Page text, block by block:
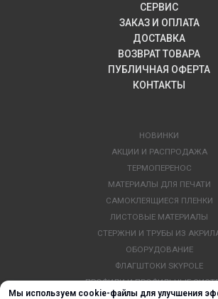
Мы используем cookie-файлы для улучшения
СЕРВИС
ЗАКАЗ И ОПЛАТА
ДОСТАВКА
ВОЗВРАТ ТОВАРА
ПУБЛИЧНАЯ ОФЕРТА
КОНТАКТЫ
НОВИНКИ
АКЦИИ И РАСПРОДАЖА
ТЕРМОПЕРЕНОС
МАТЕРИАЛЫ ДЛЯ ПЕЧАТИ
САМОКЛЕЯЩИЕСЯ ПЛЕНКИ
ЛИСТОВЫЕ МАТЕРИАЛЫ
СТЕРЖНИ И ТРУБЫ ИЗ
ОБОРУДОВАНИЕ
ФЛАГШТОКИ SKYPOLE
ПРОФИЛИ И ПРОФИЛЬНЫЕ